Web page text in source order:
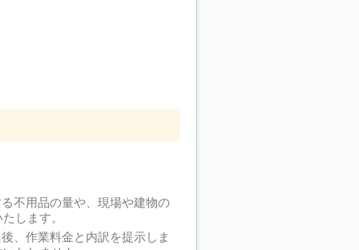
不用品の量や、現場や建物の
します。
、作業料金と内訳を提示しま